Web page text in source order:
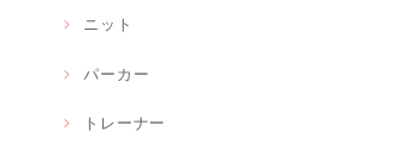
ニット
パーカー
トレーナー